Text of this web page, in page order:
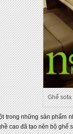
Ghế
trong những sản phẩm
cao đã tạo nên bộ ghế